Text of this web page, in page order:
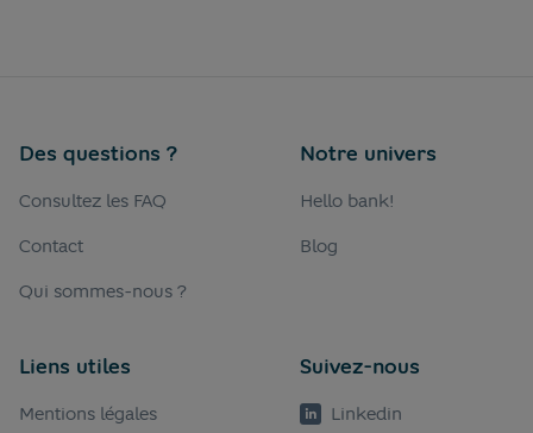
Des questions ?
Consultez les FAQ
Contact
Qui sommes-nous ?
Notre univers
Hello bank!
Blog
Liens utiles
Mentions légales
Suivez-nous
Linkedin